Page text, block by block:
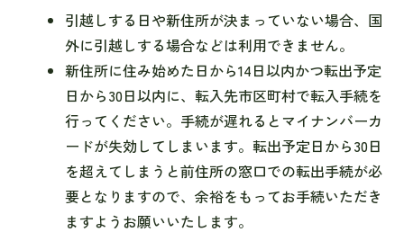
引越しする日や新住所が決まっていない場合、国
外に引越しする場合などは利用できません。
新住所に住み始めた日から14日以内かつ転出予定
日から30日以内に、転入先市区町村で転入手続を
行ってください。手続が遅れるとマイナンバーカ
ードが失効してしまいます。転出予定日から30日
を超えてしまうと前住所の窓口での転出手続が必
要となりますので、余裕をもってお手続いただき
ますようお願いいたします。